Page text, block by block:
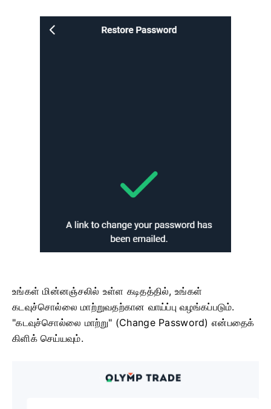
உங்கள் மின்னஞ்சலில் உள்ள கடிதத்தில், உங்கள்
கடவுச்சொல்லை மாற்றுவதற்கான வாய்ப்பு வழங்கப்படும்.
"கடவுச்சொல்லை மாற்று" (Change Password) என்பதைக்
கிளிக் செய்யவும்.